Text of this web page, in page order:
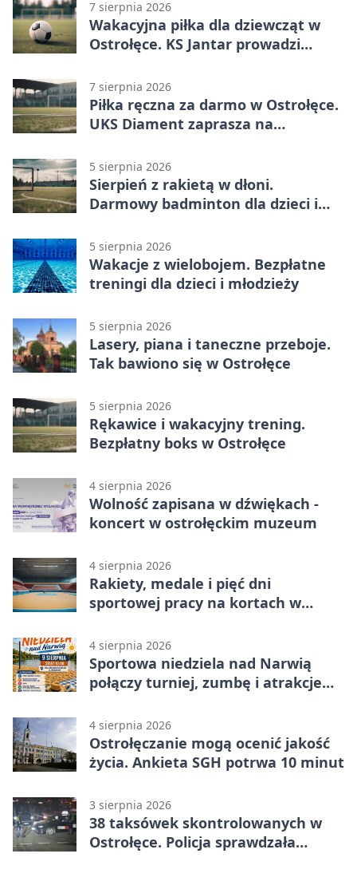
7 sierpnia 2026
Wakacyjna piłka dla dziewcząt w
Ostrołęce. KS Jantar prowadzi
7 sierpnia 2026
Piłka ręczna za darmo w Ostrołęce.
UKS Diament zaprasza na
5 sierpnia 2026
Sierpień z rakietą w dłoni.
Darmowy badminton dla dzieci i
5 sierpnia 2026
Wakacje z wielobojem. Bezpłatne
treningi dla dzieci i młodzieży
5 sierpnia 2026
Lasery, piana i taneczne przeboje.
Tak bawiono się w Ostrołęce
5 sierpnia 2026
Rękawice i wakacyjny trening.
Bezpłatny boks w Ostrołęce
4 sierpnia 2026
Wolność zapisana w dźwiękach -
koncert w ostrołęckim muzeum
4 sierpnia 2026
Rakiety, medale i pięć dni
sportowej pracy na kortach w
4 sierpnia 2026
Sportowa niedziela nad Narwią
połączy turniej, zumbę i atrakcje
4 sierpnia 2026
Ostrołęczanie mogą ocenić jakość
życia. Ankieta SGH potrwa 10 minut
3 sierpnia 2026
38 taksówek skontrolowanych w
Ostrołęce. Policja sprawdzała